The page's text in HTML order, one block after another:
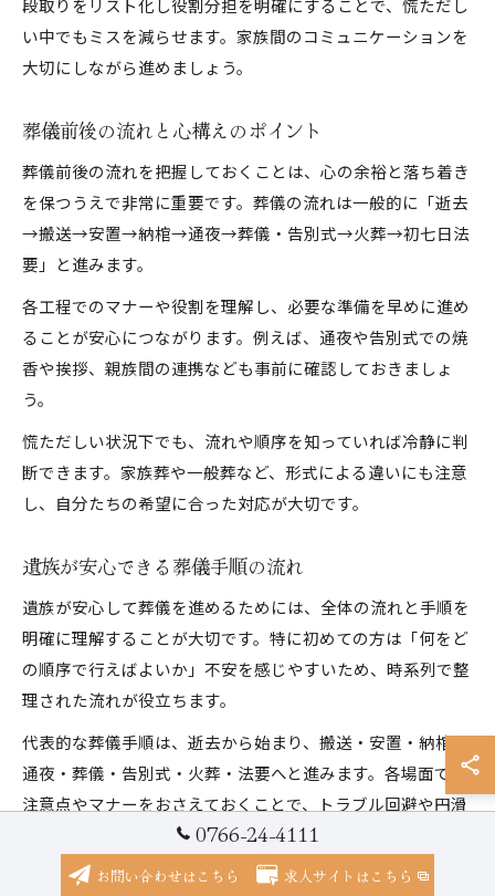
段取りをリスト化し役割分担を明確にすることで、慌ただし
い中でもミスを減らせます。家族間のコミュニケーションを
大切にしながら進めましょう。
葬儀前後の流れと心構えのポイント
葬儀前後の流れを把握しておくことは、心の余裕と落ち着き
を保つうえで非常に重要です。葬儀の流れは一般的に「逝去
→搬送→安置→納棺→通夜→葬儀・告別式→火葬→初七日法
要」と進みます。
各工程でのマナーや役割を理解し、必要な準備を早めに進め
ることが安心につながります。例えば、通夜や告別式での焼
香や挨拶、親族間の連携なども事前に確認しておきましょ
う。
慌ただしい状況下でも、流れや順序を知っていれば冷静に判
断できます。家族葬や一般葬など、形式による違いにも注意
し、自分たちの希望に合った対応が大切です。
遺族が安心できる葬儀手順の流れ
遺族が安心して葬儀を進めるためには、全体の流れと手順を
明確に理解することが大切です。特に初めての方は「何をど
の順序で行えばよいか」不安を感じやすいため、時系列で整
理された流れが役立ちます。
代表的な葬儀手順は、逝去から始まり、搬送・安置・納棺・
通夜・葬儀・告別式・火葬・法要へと進みます。各場面での
注意点やマナーをおさえておくことで、トラブル回避や円滑
安心できる葬儀手順のポイント
0766-24-4111
お問い合わせはこちら 求人サイトはこちら